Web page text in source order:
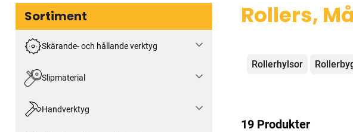
Sortiment
Skärande- och hållande verktyg
Slipmaterial
Handverktyg
Rollers,
Kategorier
Rollerhylsor
19 Produkter